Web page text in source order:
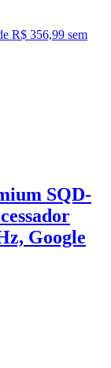
R$ 356,99 sem
SQD-
Google